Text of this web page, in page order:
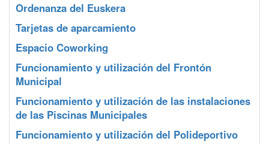
Ordenanza del Euskera
Tarjetas de aparcamiento
Espacio Coworking
Funcionamiento y utilización del Frontón
Municipal
Funcionamiento y utilización de las instalaciones
de las Piscinas Municipales
Funcionamiento y utilización del Polideportivo